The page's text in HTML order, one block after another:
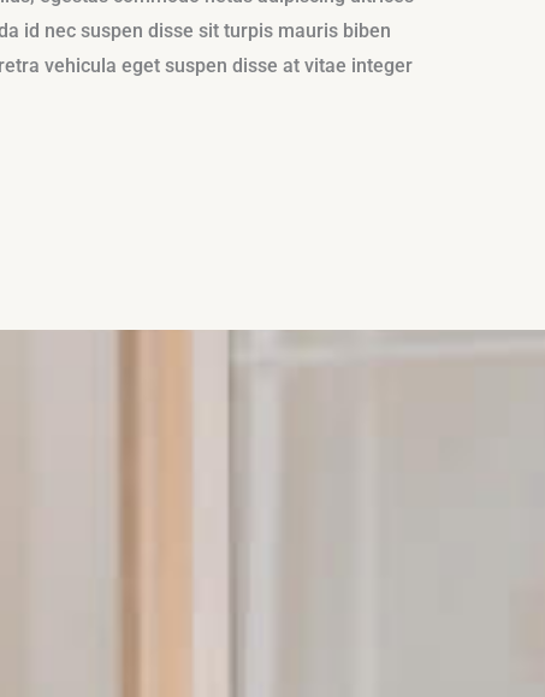
id nec suspen disse sit turpis mauris biben
vehicula eget suspen disse at vitae integer